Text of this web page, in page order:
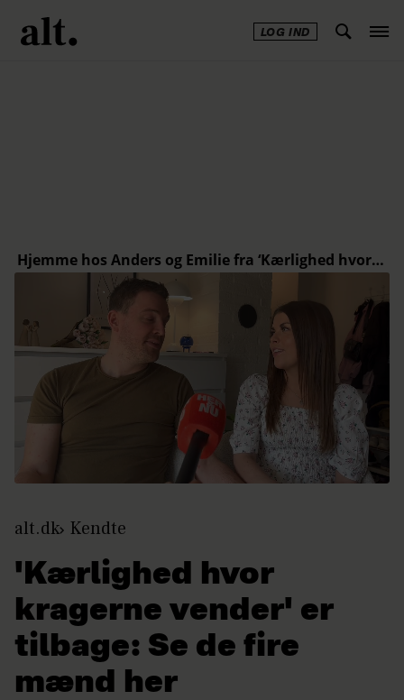
LOG IND
alt.dk Kendte
'Kærlighed hvor
kragerne vender' er
tilbage: Se de fire
mænd her